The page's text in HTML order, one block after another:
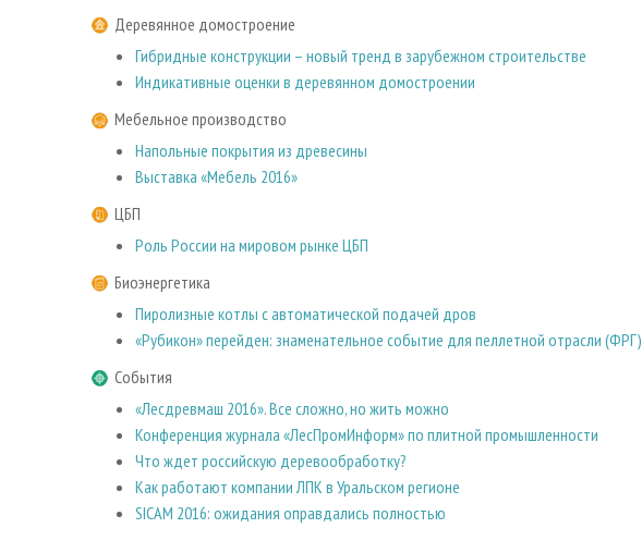
Деревянное домостроение
Гибридные конструкции – новый тренд в зарубежном строительстве
Индикативные оценки в деревянном домостроении
Мебельное производство
Напольные покрытия из древесины
Выставка «Мебель 2016»
ЦБП
Роль России на мировом рынке ЦБП
Биоэнергетика
Пиролизные котлы с автоматической подачей дров
«Рубикон» перейден: знаменательное событие для пеллетной отрасли (ФРГ)
События
«Лесдревмаш 2016». Все сложно, но жить можно
Конференция журнала «ЛесПромИнформ» по плитной промышленности
Что ждет российскую деревообработку?
Как работают компании ЛПК в Уральском регионе
SICAM 2016: ожидания оправдались полностью